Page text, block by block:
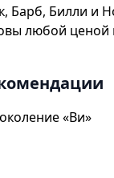
Барб, Билли и
любой ценой